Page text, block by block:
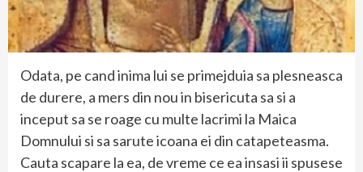
Odata, pe cand inima lui se primejduia sa plesneasca
de durere, a mers din nou in bisericuta sa si a
inceput sa se roage cu multe lacrimi la Maica
Domnului si sa sarute icoana ei din catapeteasma.
Cauta scapare la ea, de vreme ce ea insasi ii spusese